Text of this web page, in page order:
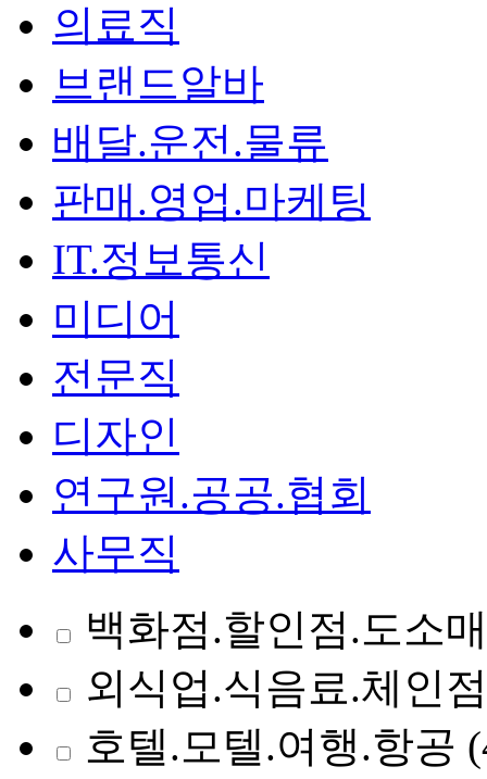
의료직
브랜드알바
배달.운전.물류
판매.영업.마케팅
IT.정보통신
미디어
전문직
디자인
연구원.공공.협회
사무직
백화점.할인점.도소매
외식업.식음료.체인점
호텔.모텔.여행.항공